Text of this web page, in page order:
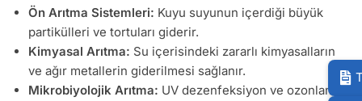
Ön Arıtma Sistemleri: Kuyu suyunun içerdiği büyük
partikülleri ve tortuları giderir.
Kimyasal Arıtma: Su içerisindeki zararlı kimyasalların
ve ağır metallerin giderilmesi sağlanır.
Mikrobiyolojik Arıtma: UV dezenfeksiyon ve ozonlama